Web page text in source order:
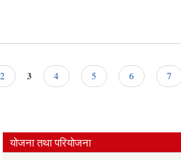
2 3 4 5 6 7
योजना तथा परियोजना